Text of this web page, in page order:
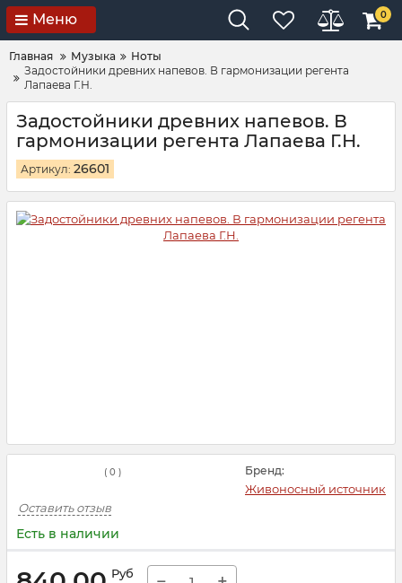
Меню 0
Главная Музыка
Ноты
Задостойники древних напевов. В гармонизации регента
Лапаева Г.Н.
Задостойники древних напевов. В
гармонизации регента Лапаева Г.Н.
Артикул: 26601
( 0 ) Бренд:
Живоносный источник
Оставить отзыв
Есть в наличии
Руб